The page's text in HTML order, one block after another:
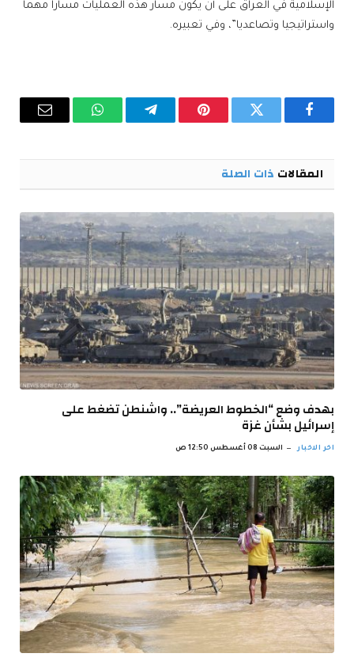
الإسلامية في العراق على أن يكون مسار هذه العمليات مسارا مهما
واستراتيجيا وتصاعديا”، وفي تعبيره.
فيسبوك تويتر بينتيريستتيلقرام واتساب البريد
المقالات ذات الصلة
بهدف وضع “الخطوط العريضة”.. واشنطن تضغط على
إسرائيل بشأن غزة
اخر الاخبار السبت 08 أغسطس 12:50 ص